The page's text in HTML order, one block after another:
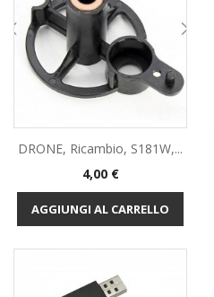
DRONE, Ricambio, S181W,...
Prezzo
4,00 €
AGGIUNGI AL CARRELLO